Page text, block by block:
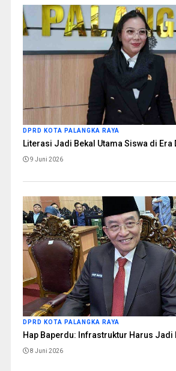
DPRD KOTA PALANGKA RAYA
Literasi Jadi Bekal Utama Siswa di Era
9 Juni 2026
DPRD KOTA PALANGKA RAYA
Hap Baperdu: Infrastruktur Harus Jadi
8 Juni 2026